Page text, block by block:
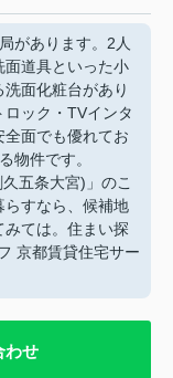
があります。2人
面道具といった小
面化粧台があり
ック・TVインタ
面でも優れてお
物件です。
五条大宮)」のこ
らすなら、候補地
ては。住まい探
京都賃貸住宅サー
わせ